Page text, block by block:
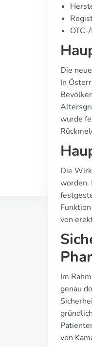
Die
In
wurde
Die
worden.
von
Im
genau
von